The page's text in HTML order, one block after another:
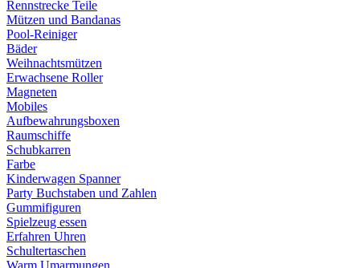
Rennstrecke Teile
Mützen und Bandanas
Pool-Reiniger
Bäder
Weihnachtsmützen
Erwachsene Roller
Magneten
Mobiles
Aufbewahrungsboxen
Raumschiffe
Schubkarren
Farbe
Kinderwagen Spanner
Party Buchstaben und Zahlen
Gummifiguren
Spielzeug essen
Erfahren Uhren
Schultertaschen
Warm Umarmungen